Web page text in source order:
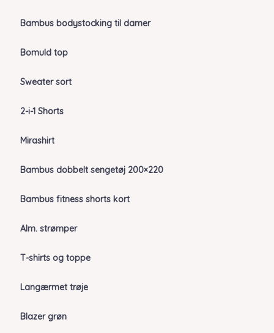
Bambus bodystocking til damer
Bomuld top
Sweater sort
2-i-1 Shorts
Mirashirt
Bambus dobbelt sengetøj 200×220
Bambus fitness shorts kort
Alm. strømper
T-shirts og toppe
Langærmet trøje
Blazer grøn